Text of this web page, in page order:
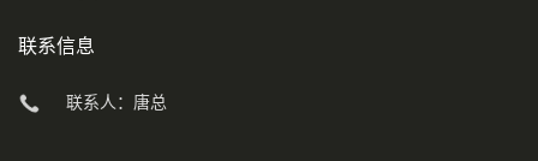
联系信息
联系人：唐总